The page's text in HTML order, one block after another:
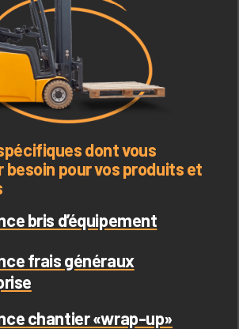
dont vous
besoin pour vos produits et
bris d’équipement
frais généraux
chantier «wrap-up»